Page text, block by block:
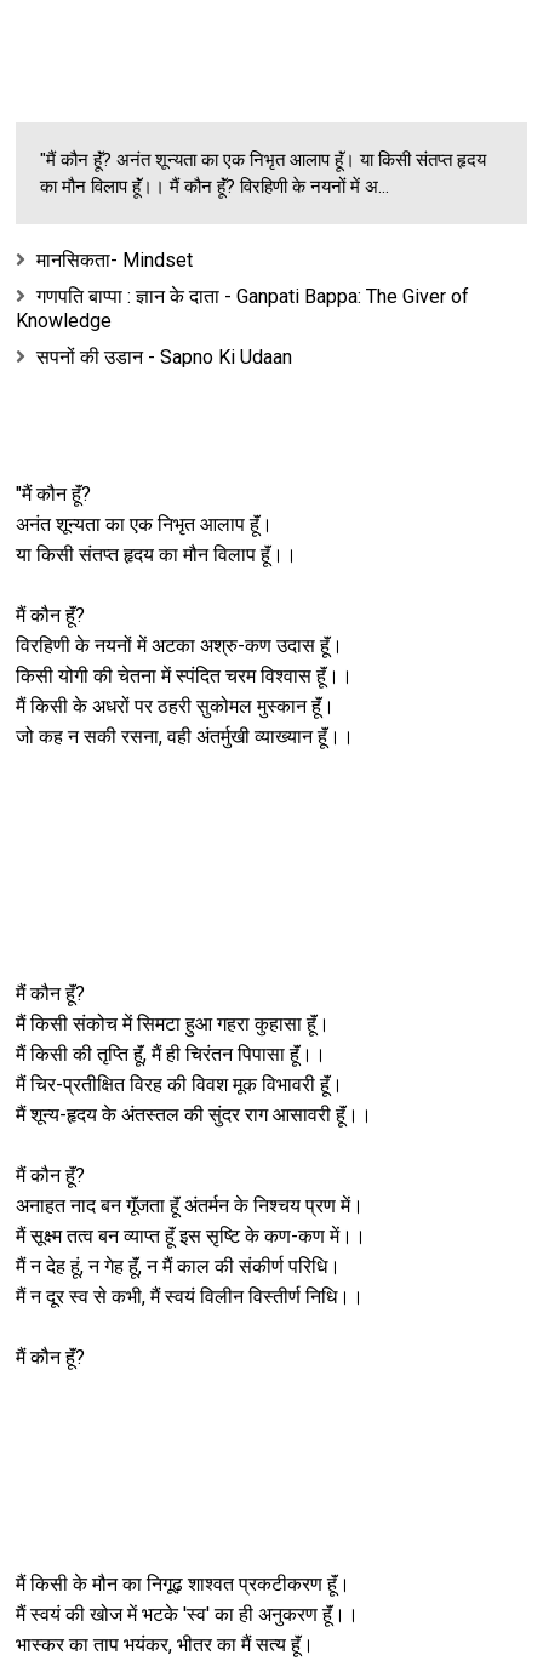
"मैं कौन हूॅं? अनंत शून्यता का एक निभृत आलाप हूॅं। या किसी संतप्त हृदय
का मौन विलाप हूॅं।। मैं कौन हूॅं? विरहिणी के नयनों में अ...
मानसिकता- Mindset
गणपति बाप्पा : ज्ञान के दाता - Ganpati Bappa: The Giver of
Knowledge
सपनों की उडान - Sapno Ki Udaan
"मैं कौन हूॅं?
अनंत शून्यता का एक निभृत आलाप हूॅं।
या किसी संतप्त हृदय का मौन विलाप हूॅं।।
मैं कौन हूॅं?
विरहिणी के नयनों में अटका अश्रु-कण उदास हूॅं।
किसी योगी की चेतना में स्पंदित चरम विश्वास हूॅं।।
मैं किसी के अधरों पर ठहरी सुकोमल मुस्कान हूॅं।
जो कह न सकी रसना, वही अंतर्मुखी व्याख्यान हूॅं।।
मैं कौन हूॅं?
मैं किसी संकोच में सिमटा हुआ गहरा कुहासा हूॅं।
मैं किसी की तृप्ति हूॅं, मैं ही चिरंतन पिपासा हूॅं।।
मैं चिर-प्रतीक्षित विरह की विवश मूक विभावरी हूॅं।
मैं शून्य-हृदय के अंतस्तल की सुंदर राग आसावरी हूॅं।।
मैं कौन हूॅं?
अनाहत नाद बन गूॅंजता हूॅं अंतर्मन के निश्चय प्रण में।
मैं सूक्ष्म तत्व बन व्याप्त हूॅं इस सृष्टि के कण-कण में।।
मैं न देह हूं, न गेह हूॅं, न मैं काल की संकीर्ण परिधि।
मैं न दूर स्व से कभी, मैं स्वयं विलीन विस्तीर्ण निधि।।
मैं कौन हूॅं?
मैं किसी के मौन का निगूढ़ शाश्वत प्रकटीकरण हूॅं।
मैं स्वयं की खोज में भटके 'स्व' का ही अनुकरण हूॅं।।
भास्कर का ताप भयंकर, भीतर का मैं सत्य हूॅं।